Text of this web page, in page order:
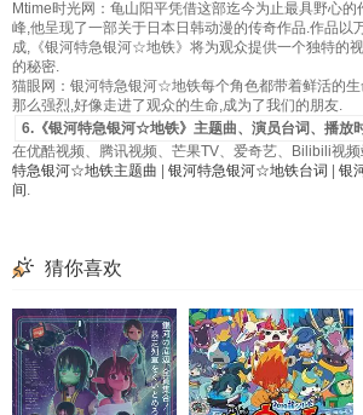
Mtime时光网：龟山阳平凭借这部迄今为止最具野心
峰,他呈现了一部关于日本日韩动漫的传奇作品.作品以
成,《银河特急银河☆地铁》将为观众提供一个独特的
的秘密.
猫眼网：银河特急银河☆地铁每个角色都带着鲜活的
那么强烈,好像走进了观众的生命,成为了我们的朋友.
6.《银河特急银河☆地铁》主题曲、演员台词、播放
在优酷视频、腾讯视频、芒果TV、爱奇艺、Bilibili视频
特急银河☆地铁主题曲
银河特急银河☆地铁台词
银
间 .
猜你喜欢